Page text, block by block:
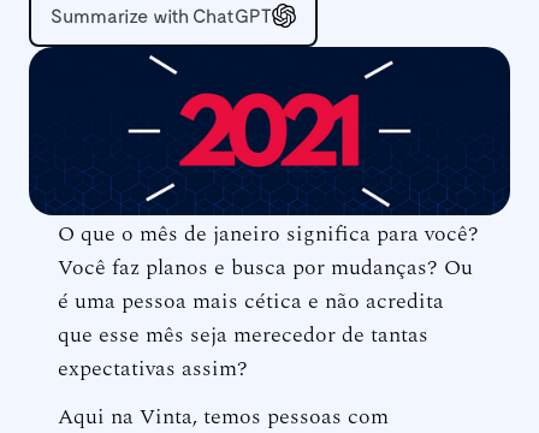
Summarize with ChatGPT
O que o mês de janeiro significa para você?
Você faz planos e busca por mudanças? Ou
é uma pessoa mais cética e não acredita
que esse mês seja merecedor de tantas
expectativas assim?
Aqui na Vinta, temos pessoas com